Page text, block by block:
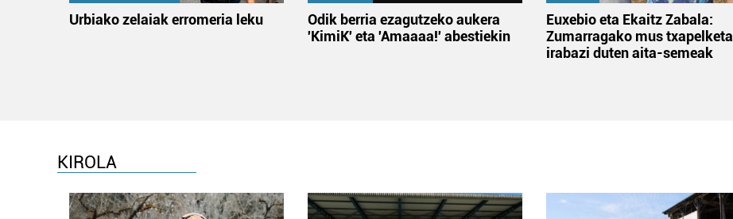
Urbiako zelaiak erromeria leku
Odik berria ezagutzeko aukera
'KimiK' eta 'Amaaaa!' abestiekin
Euxebio eta Ekaitz Zabala:
Zumarragako mus txapelketa
irabazi duten aita-semeak
KIROLA